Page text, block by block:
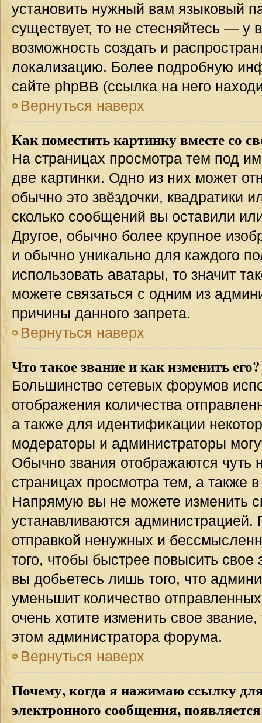
установить нужный вам языковый
существует, то не стесняйтесь — у
возможность создать и
локализацию. Более подробную
сайте phpBB (ссылка на него
Вернуться наверх
Как поместить картинку вместе со
На страницах просмотра тем под
две картинки. Одно из них может
обычно это звёздочки, квадратики
сколько сообщений вы оставили
Другое, обычно более крупное
и обычно уникально для каждого
использовать аватары, то значит
можете связаться с одним из
причины данного запрета.
Вернуться наверх
Что такое звание и как изменить его?
Большинство сетевых форумов
отображения количества
а также для идентификации
модераторы и администраторы
Обычно звания отображаются чуть
страницах просмотра тем, а также
Напрямую вы не можете изменить
устанавливаются администрацией.
отправкой ненужных и
того, чтобы быстрее повысить
вы добьетесь лишь того, что
уменьшит количество
очень хотите изменить свое
этом администратора форума.
Вернуться наверх
Почему, когда я нажимаю ссылку
электронного сообщения,